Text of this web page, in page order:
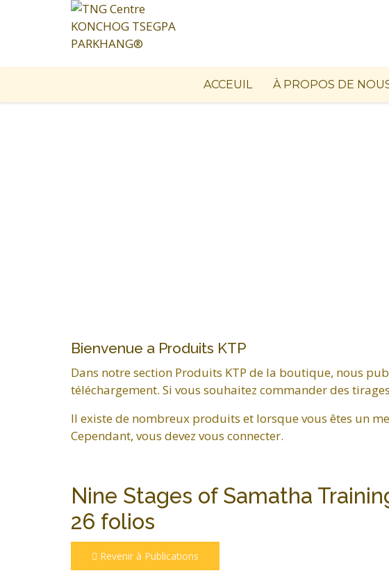
ACCEUIL À PROPOS DE
Bienvenue a Produits KTP
Dans notre section Produits KTP de la boutique, nous
téléchargement. Si vous souhaitez commander des
Il existe de nombreux produits et lorsque vous êtes un
Cependant, vous devez vous connecter.
Nine Stages of Samatha
26 folios
Revenir à Publications